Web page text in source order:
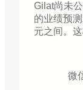
Gilat尚未
的业绩预
元之间。
微